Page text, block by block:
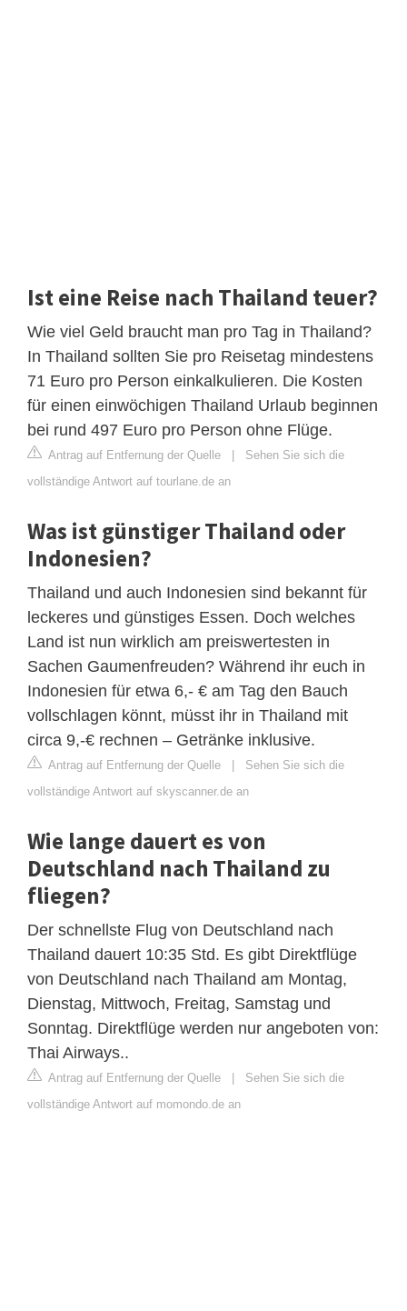
Ist eine Reise nach Thailand teuer?
Wie viel Geld braucht man pro Tag in Thailand?
In Thailand sollten Sie pro Reisetag mindestens
71 Euro pro Person einkalkulieren. Die Kosten
für einen einwöchigen Thailand Urlaub beginnen
bei rund 497 Euro pro Person ohne Flüge.
Antrag auf Entfernung der Quelle | Sehen Sie sich die
vollständige Antwort auf tourlane.de an
Was ist günstiger Thailand oder
Indonesien?
Thailand und auch Indonesien sind bekannt für
leckeres und günstiges Essen. Doch welches
Land ist nun wirklich am preiswertesten in
Sachen Gaumenfreuden? Während ihr euch in
Indonesien für etwa 6,- € am Tag den Bauch
vollschlagen könnt, müsst ihr in Thailand mit
circa 9,-€ rechnen – Getränke inklusive.
Antrag auf Entfernung der Quelle | Sehen Sie sich die
vollständige Antwort auf skyscanner.de an
Wie lange dauert es von
Deutschland nach Thailand zu
fliegen?
Der schnellste Flug von Deutschland nach
Thailand dauert 10:35 Std. Es gibt Direktflüge
von Deutschland nach Thailand am Montag,
Dienstag, Mittwoch, Freitag, Samstag und
Sonntag. Direktflüge werden nur angeboten von:
Thai Airways..
Antrag auf Entfernung der Quelle | Sehen Sie sich die
vollständige Antwort auf momondo.de an